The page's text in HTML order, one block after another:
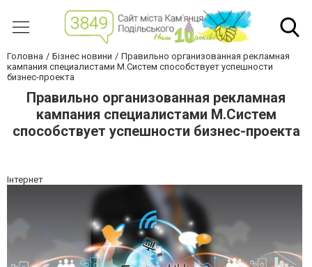
Головна Бізнес новини
Правильно организованная рекламная
кампания специалистами М.Систем способствует успешности
бизнес-проекта
Правильно организованная рекламная
кампания специалистами М.Систем
способствует успешности бизнес-проекта
Інтернет